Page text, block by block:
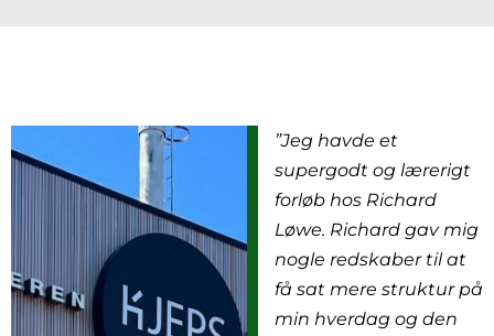
”Jeg havde et
supergodt og lærerigt
forløb hos Richard
Løwe. Richard gav mig
nogle redskaber til at
få sat mere struktur på
min hverdag og den